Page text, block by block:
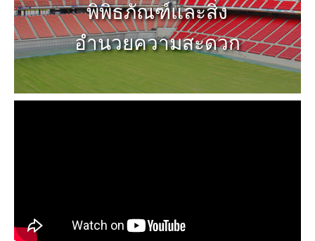
พิพิธภัณฑ์และสิ่ง
อำนวยความสะดวก